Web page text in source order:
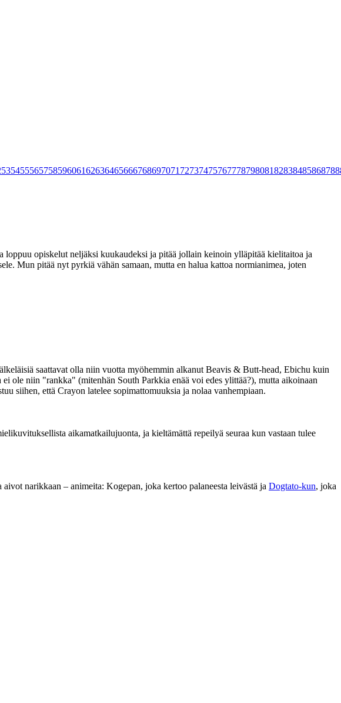
53545556575859606162636465666768697071 7273747576777879808182838485868788
loppuu opiskelut neljäksi kuukaudeksi ja pitää jollain keinoin ylläpitää kielitaitoa ja
Mun pitää nyt pyrkiä vähän samaan, mutta en halua kattoa normianimea, joten
saattavat olla niin vuotta myöhemmin alkanut Beavis & Butt-head, Ebichu kuin
ole niin "rankka" (mitenhän South Parkkia enää voi edes ylittää?), mutta aikoinaan
siihen, että Crayon latelee sopimattomuuksia ja nolaa vanhempiaan.
aikamatkailujuonta, ja kieltämättä repeilyä seuraa kun vastaan tulee
narikkaan – animeita: Kogepan, joka kertoo palaneesta leivästä ja Dogtato-kun, joka